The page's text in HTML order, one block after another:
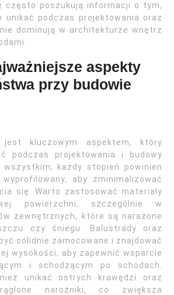
często poszukują informacji o tym,
unikać podczas projektowania oraz
dominują w architekturze wnętrz
aspekty
przy budowie
jest kluczowym aspektem, który
podczas projektowania i budowy
wszystkim, każdy stopień powinien
aby zminimalizować
się. Warto zastosować materiały
powierzchni, szczególnie w
zewnętrznych, które są narażone
czy śniegu. Balustrady oraz
solidnie zamocowane i znajdować
wysokości, aby zapewnić wsparcie
i schodzącym po schodach.
unikać ostrych krawędzi oraz
narożniki, co zwiększa